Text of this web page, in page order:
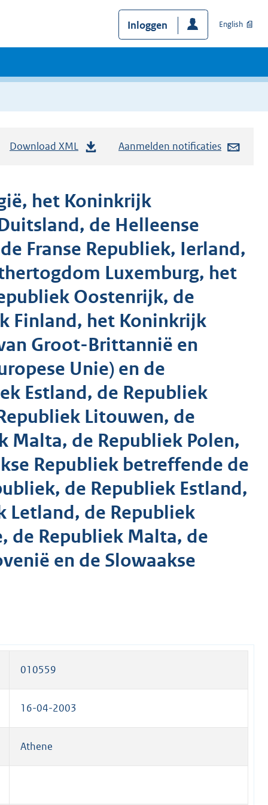
Inloggen English
Download XML Aanmelden notificaties
het Koninkrijk
de Helleense
Franse Republiek, Ierland,
Luxemburg, het
Oostenrijk, de
Finland, het Koninkrijk
Groot-Brittannië en
Unie) en de
Estland, de Republiek
Litouwen, de
Malta, de Republiek Polen,
Republiek betreffende de
de Republiek Estland,
Letland, de Republiek
de Republiek Malta, de
en de Slowaakse
010559
16-04-2003
Athene